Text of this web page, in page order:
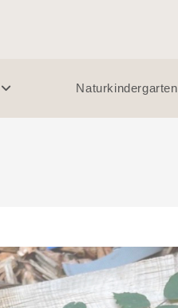
Naturkindergarten